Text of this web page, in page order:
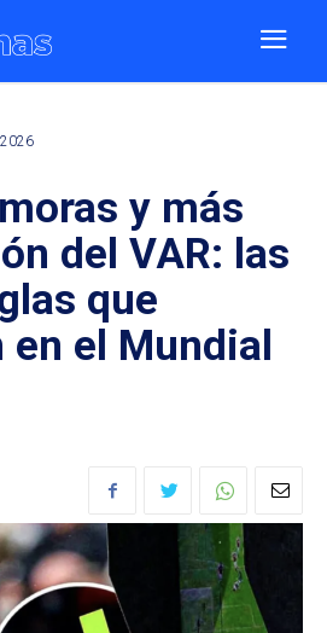
y más
del VAR: las
que
el Mundial